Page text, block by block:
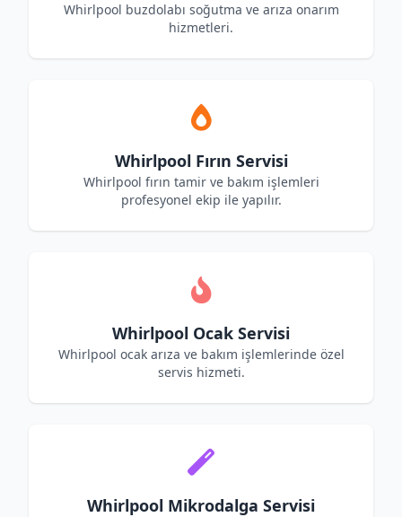
Whirlpool buzdolabı soğutma ve arıza onarım
hizmetleri.
Whirlpool Fırın Servisi
Whirlpool fırın tamir ve bakım işlemleri
profesyonel ekip ile yapılır.
Whirlpool Ocak Servisi
Whirlpool ocak arıza ve bakım işlemlerinde özel
servis hizmeti.
Whirlpool Mikrodalga Servisi